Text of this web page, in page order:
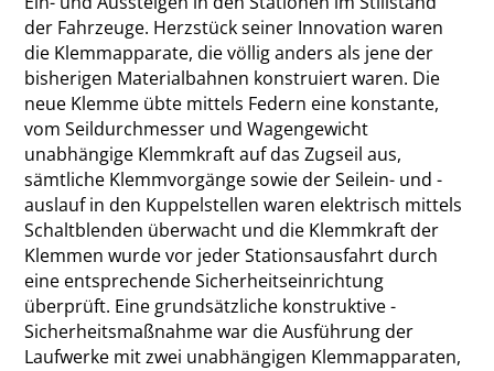
der Fahrzeuge. Herzstück seiner Innovation waren
die Klemmapparate, die völlig anders als jene der
bisherigen Materialbahnen konstruiert waren. Die
neue Klemme übte mittels Federn eine konstante,
vom Seildurchmesser und Wagengewicht
unabhängige Klemmkraft auf das Zugseil aus,
sämtliche Klemmvorgänge sowie der Seilein- und -
auslauf in den Kuppelstellen waren elektrisch mittels
Schaltblenden überwacht und die Klemmkraft der
Klemmen wurde vor jeder Stationsausfahrt durch
eine entsprechende Sicherheitseinrichtung
überprüft. Eine grundsätzliche konstruktive ­
Sicherheitsmaßnahme war die Ausführung der
Laufwerke mit zwei unabhängigen Klemmapparaten,